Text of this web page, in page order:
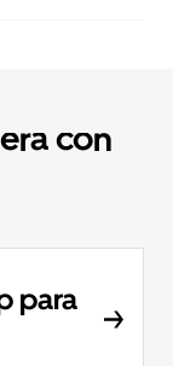
con
para